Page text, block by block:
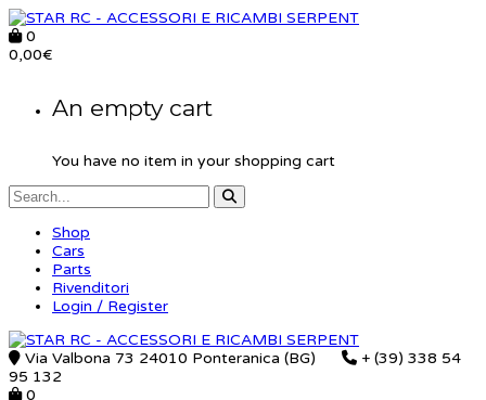
0
0,00€
An empty cart
You have no item in your shopping cart
Shop
Cars
Parts
Rivenditori
Login / Register
Via Valbona 73 24010 Ponteranica (BG)
+ (39) 338 54
95 132
0